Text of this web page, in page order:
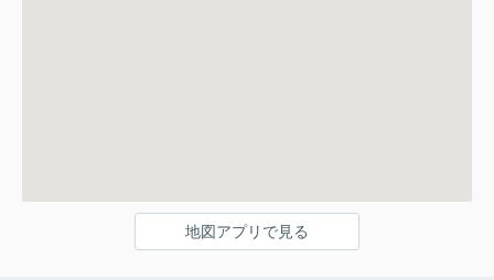
地図アプリで見る